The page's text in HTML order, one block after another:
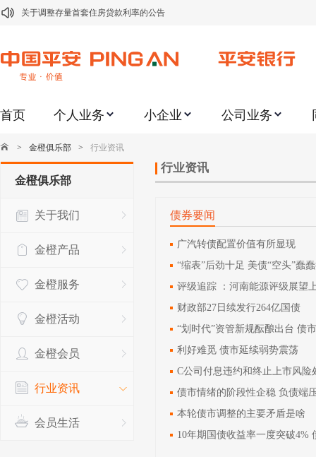
关于调整存量首套住房贷款利率的公告
关于修订《平安银行代理个人客户贵金属交易协议书》的公告
关于我行聚金宝交易软件升级更新的通知
关于2020年端午节期间上金所代理业务调整合约保证金比例和涨跌幅度限制的
关于加强代理贵金属业务风险防范的提示
关于平安银行电子版信用卡更名为平安银行数字信用卡的公告
首页 个人业务 小企业 公司业务
> 金橙俱乐部 > 行业资讯
金橙俱乐部
关于我们
金橙产品
金橙服务
金橙活动
金橙会员
行业资讯
会员生活
行业资讯
债券要闻
广汽转债配置价值有所显现
“缩表”后劲十足 美债“空头”蠢
评级追踪 ：河南能源评级展望
财政部27日续发行264亿国债
“划时代”资管新规酝酿出台 债
利好难觅 债市延续弱势震荡
C公司付息违约和终止上市风险
债市情绪的阶段性企稳 负债端
本轮债市调整的主要矛盾是啥
10年期国债收益率一度突破4%